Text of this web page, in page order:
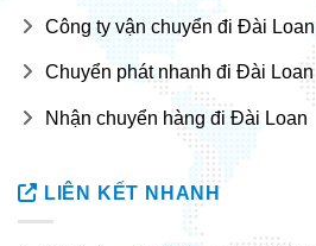
Công ty vận chuyển đi Đài Loan
Chuyển phát nhanh đi Đài Loan
Nhận chuyển hàng đi Đài Loan
LIÊN KẾT NHANH